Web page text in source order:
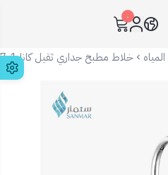
٠
خلاط مطبخ جداري ثقيل كانا KA-2417-1